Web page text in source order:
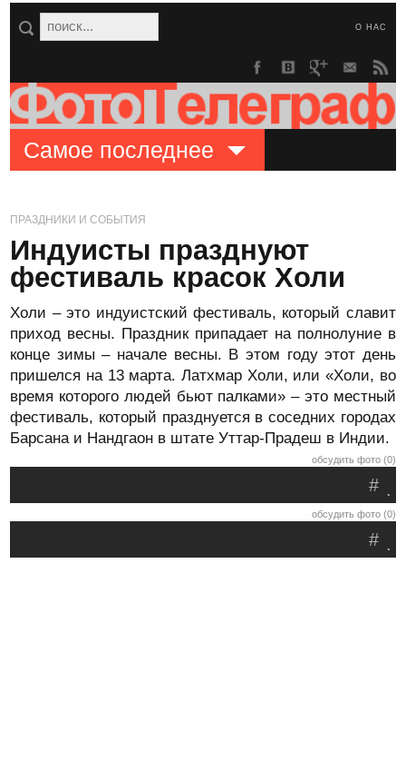
О НАС
Самое последнее
ПРАЗДНИКИ И СОБЫТИЯ
Индуисты празднуют
фестиваль красок Холи
Холи – это индуистский фестиваль, который славит
приход весны. Праздник припадает на полнолуние в
конце зимы – начале весны. В этом году этот день
пришелся на 13 марта. Латхмар Холи, или «Холи, во
время которого людей бьют палками» – это местный
фестиваль, который празднуется в соседних городах
Барсана и Нандгаон в штате Уттар-Прадеш в Индии.
обсудить фото (0)
.
#
обсудить фото (0)
.
#